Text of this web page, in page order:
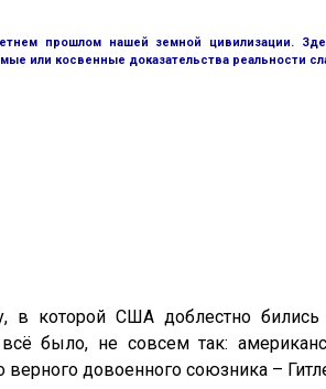
прошлом нашей земной цивилизации.
косвенные доказательства реальности
в которой США доблестно
было, не совсем так:
довоенного союзника –